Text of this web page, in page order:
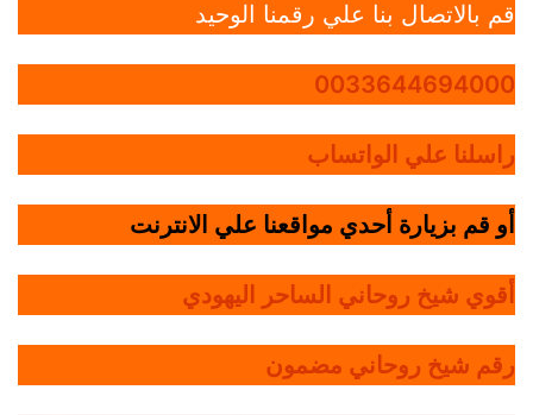
قم بالاتصال بنا علي رقمنا الوحيد
0033644694000
راسلنا علي الواتساب
أو قم بزيارة أحدي مواقعنا علي الانترنت
أقوي شيخ روحاني الساحر اليهودي
رقم شيخ روحاني مضمون